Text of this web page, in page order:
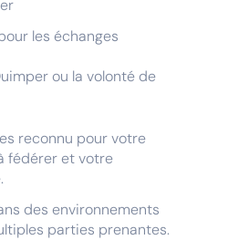
les échanges
ou la volonté de
reconnu pour votre
fédérer et votre
des environnements
parties prenantes.